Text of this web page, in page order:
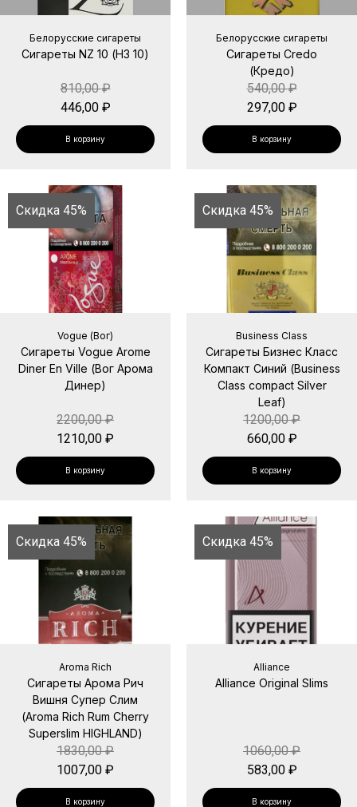
Белорусские сигареты
Сигареты NZ 10 (НЗ 10)
810,00₽
446,00 ₽
В корзину
Белорусские сигареты
Сигареты Credo
(Кредо)
540,00₽
297,00 ₽
В корзину
Скидка 45%
Vogue (Вог)
Сигареты Vogue Arome
Diner En Ville (Вог Арома
Динер)
2200,00₽
1210,00 ₽
В корзину
Скидка 45%
Business Class
Сигареты Бизнес Класс
Компакт Синий (Business
Class compact Silver
Leaf)
1200,00₽
660,00 ₽
В корзину
Скидка 45%
Aroma Rich
Сигареты Арома Рич
Вишня Супер Слим
(Aroma Rich Rum Cherry
Superslim HIGHLAND)
1830,00₽
1007,00 ₽
В корзину
Скидка 45%
Alliance
Alliance Original Slims
1060,00₽
583,00 ₽
В корзину